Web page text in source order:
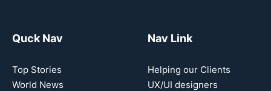
Quck Nav
Top Stories
World News
Nav Link
Helping our Clients
UX/UI designers